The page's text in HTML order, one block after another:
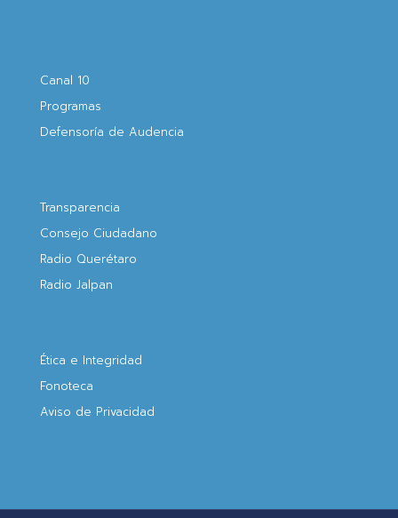
Canal 10
Programas
Defensoría de Audencia
Transparencia
Consejo Ciudadano
Radio Querétaro
Radio Jalpan
Ética e Integridad
Fonoteca
Aviso de Privacidad